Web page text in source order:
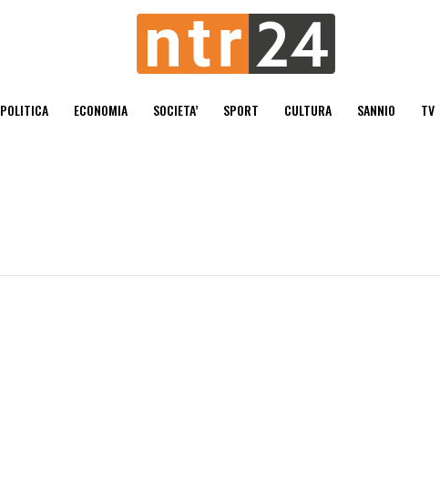
POLITICA ECONOMIA SOCIETA’ SPORT CULTURA SANNIO TV